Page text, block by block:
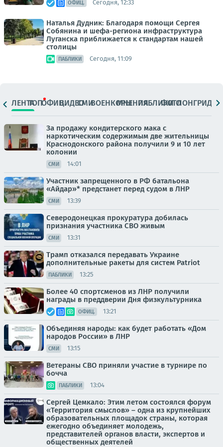
ОФИЦ. Сегодня, 12:33
Наталья Дудник: Благодаря помощи Сергея
Собянина и шефа-региона инфраструктура
Луганска приближается к стандартам нашей
столицы
ПАБЛИКИ Сегодня, 11:09
ЛЕНТАТОПОФИЦ.ВИДЕОСМИВОЕНКОРЫМНЕНИЯПАБЛИКИ
ФОТОЛОНГРИДЫ
За продажу кондитерского мака с
наркотическим содержимым две жительницы
Краснодонского района получили 9 и 10 лет
колонии
СМИ 14:01
Участник запрещенного в РФ батальона
«Айдар»* предстанет перед судом в ЛНР
СМИ 13:39
Северодонецкая прокуратура добилась
признания участника СВО живым
СМИ 13:31
Трамп отказался передавать Украине
дополнительные ракеты для систем Patriot
ПАБЛИКИ 13:25
Более 40 спортсменов из ЛНР получили
награды в преддверии Дня физкультурника
ОФИЦ. 13:21
Объединяя народы: как будет работать «Дом
народов России» в ЛНР
СМИ 13:15
Ветераны СВО приняли участие в турнире по
бочча
ПАБЛИКИ 13:04
Сергей Цемкало: Этим летом состоялся форум
«Территория смыслов» – одна из крупнейших
образовательных площадок страны, которая
ежегодно объединяет молодежь,
представителей органов власти, экспертов и
общественных деятелей